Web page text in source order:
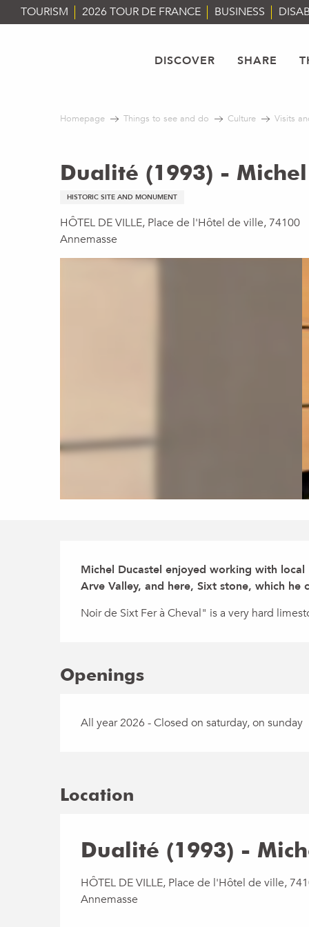
Aller
au
TOURISM 2026 TOUR DE FRANCE BUSINESS
DISCOVER SHARE
Homepage Things to see and do Culture Visits
Dualité (1993) -
HISTORIC SITE AND MONUMENT
HÔTEL DE VILLE, Place de l'Hôtel de ville, 74100
Annemasse
Description
Michel Ducastel enjoyed working with
Arve Valley, and here, Sixt stone, which he
Noir de Sixt Fer à Cheval" is a very hard
Openings
All year 2026 - Closed on saturday, on sunday
Location
Dualité (1993) -
HÔTEL DE VILLE, Place de l'Hôtel de ville,
Annemasse